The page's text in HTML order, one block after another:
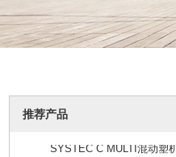
推荐产品
2024-11-07